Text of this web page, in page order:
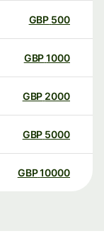
500
GBP
1000
GBP
2000
GBP
5000
GBP
10000
GBP